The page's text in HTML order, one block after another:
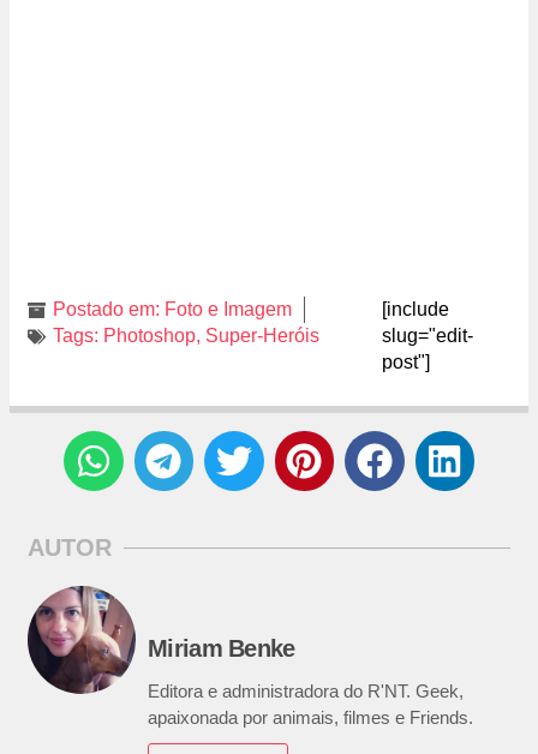
Postado em: Foto e Imagem
Tags: Photoshop, Super-Heróis
[include
slug="edit-
post"]
AUTOR
Miriam Benke
Editora e administradora do R'NT. Geek,
apaixonada por animais, filmes e Friends.